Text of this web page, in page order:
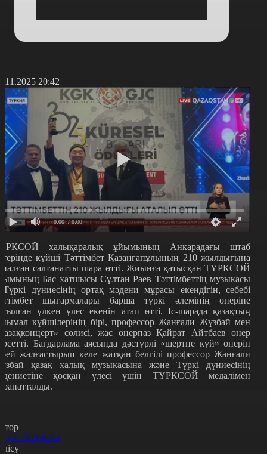
20:42
0:00 / 0:00
халықаралық ұйымының Анкарадағы штаб
күйші Тәттімбет Қазанғапұлының 210 жылдығына
салтанатты шара өтті. Жиынға қатысқан ТҮРКСОЙ
Бас хатшысы Сұлтан Раев Тәттімбеттің музыкасы
дүниесінің ортақ мәдени мұрасы екендігін, себебі
шығармалары барша түркі әлемінің өнеріне
үлкен үлес екенін атап өтті. Іс-шарада қазақтың
күйшілерінің бірі, профессор Жанғали Жүзбай мен
солисі, жас өнерпаз Қайрат Айтбаев өнер
Бағдарлама аясында дәстүрлі «шертпе күй» өнерін
жалғастырып келе жатқан белгілі профессор Жанғали
қазақ халық музыкасына және Түркі дүниесінің
қосқан үлесі үшін ТҮРКСОЙ медалімен
Әшімұлы